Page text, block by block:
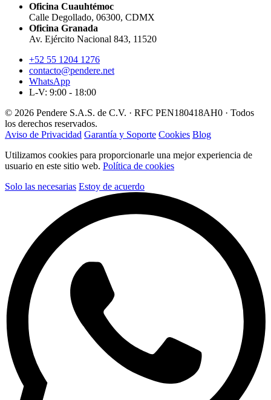
Oficina Cuauhtémoc
Calle Degollado, 06300, CDMX
Oficina Granada
Av. Ejército Nacional 843, 11520
+52 55 1204 1276
contacto@pendere.net
WhatsApp
L-V: 9:00 - 18:00
© 2026 Pendere S.A.S. de C.V. · RFC PEN180418AH0 · Todos
los derechos reservados.
Aviso de Privacidad Garantía y Soporte Cookies Blog
Utilizamos cookies para proporcionarle una mejor experiencia de
usuario en este sitio web. Política de cookies
Solo las necesarias Estoy de acuerdo